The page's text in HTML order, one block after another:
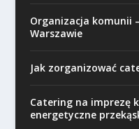
Organizacja komunii
Warszawie
Jak zorganizować
Catering na imprezę
energetyczne